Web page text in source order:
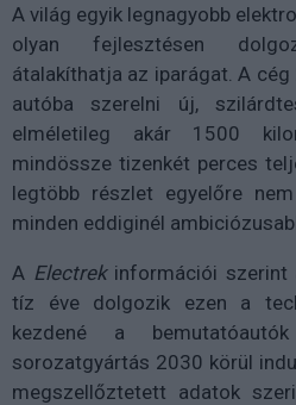
A világ egyik legnagyobb
olyan fejlesztésen
átalakíthatja az iparágat. A
autóba szerelni új,
elméletileg akár 1500
mindössze tizenkét perces
legtöbb részlet egyelőre
minden eddiginél
A Electrekinformációi szerint
tíz éve dolgozik ezen a
kezdené a
sorozatgyártás 2030 körül
megszellőztetett adatok